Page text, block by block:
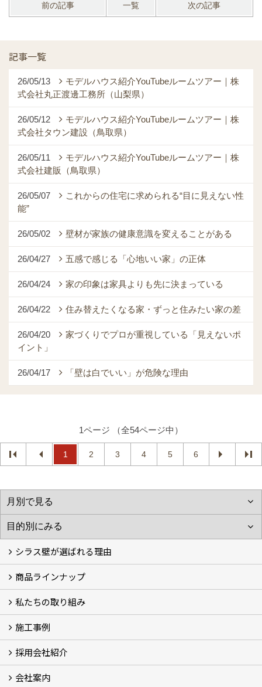
前の記事 一覧 次の記事
記事一覧
26/05/13
モデルハウス紹介YouTubeルームツアー｜株
式会社丸正渡邊工務所（山梨県）
26/05/12
モデルハウス紹介YouTubeルームツアー｜株
式会社タウン建設（鳥取県）
26/05/11
モデルハウス紹介YouTubeルームツアー｜株
式会社建販（鳥取県）
26/05/07
これからの住宅に求められる“目に見えない性
能”
26/05/02 壁材が家族の健康意識を変えることがある
26/04/27 五感で感じる「心地いい家」の正体
26/04/24 家の印象は家具よりも先に決まっている
26/04/22 住み替えたくなる家・ずっと住みたい家の差
26/04/20
家づくりでプロが重視している「見えないポ
イント」
26/04/17 「壁は白でいい」が危険な理由
1ページ （全54ページ中）
1 2 3 4 5 6
シラス壁が選ばれる理由
シラスストーリー
こだわり
シラス壁の驚くべき性能
商品ラインナップ
一覧
内装仕上げ材
外装仕上げ材
舗装材
水性無機高分子系ハイブリッド型塗料
エコリフォーム
消臭壁紙
Q&A
資料PDF
私たちの取り組み
SDGs、GHGへの取り組み (2)
マグマシラス米
特別対談 (2)
高千穂シラス解説ムービー
研究プロジェクト (4)
プロジェクト (3)
施工事例
施工事例
お客様からのお便り
採用会社紹介
採用会社紹介
「鏝人の会」左官店のご紹介
会社案内